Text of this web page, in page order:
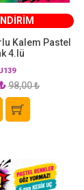
Kalem Pastel
4.lü
98,00 ₺